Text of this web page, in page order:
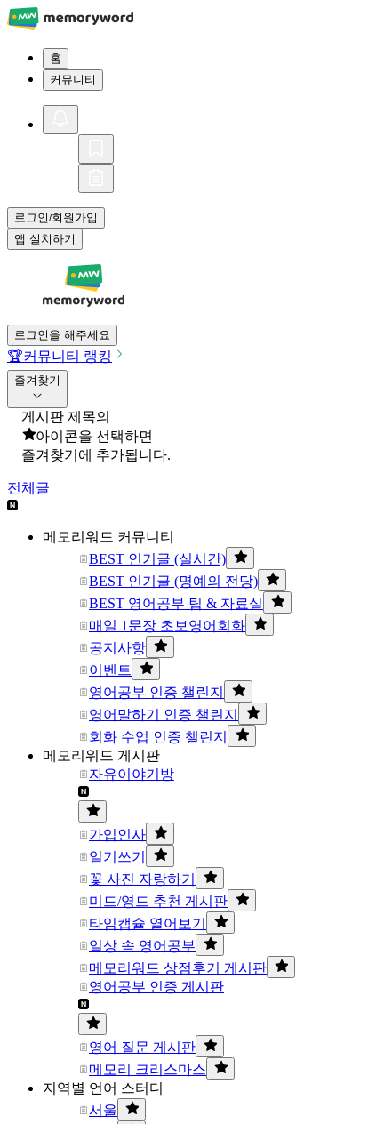
홈
커뮤니티
로그인/회원가입
앱 설치하기
로그인을 해주세요
🏆커뮤니티 랭킹
즐겨찾기
게시판 제목의
아이콘을 선택하면
즐겨찾기에 추가됩니다.
전체글
메모리워드 커뮤니티
BEST 인기글 (실시간)
BEST 인기글 (명예의 전당)
BEST 영어공부 팁 & 자료실
매일 1문장 초보영어회화
공지사항
이벤트
영어공부 인증 챌린지
영어말하기 인증 챌린지
회화 수업 인증 챌린지
메모리워드 게시판
자유이야기방
가입인사
일기쓰기
꽃 사진 자랑하기
미드/영드 추천 게시판
타임캡슐 열어보기
일상 속 영어공부
메모리워드 상점후기 게시판
영어공부 인증 게시판
영어 질문 게시판
메모리 크리스마스
지역별 언어 스터디
서울